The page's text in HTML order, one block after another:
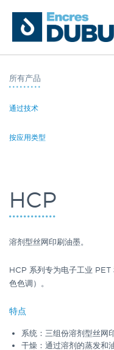
所有产品
通过技术
按应用类型
HCP
溶剂型丝网印刷油墨。
HCP 系列专为电子工业
色色调）。
特点
系统：三组份溶剂型丝网
干燥：通过溶剂的蒸发和